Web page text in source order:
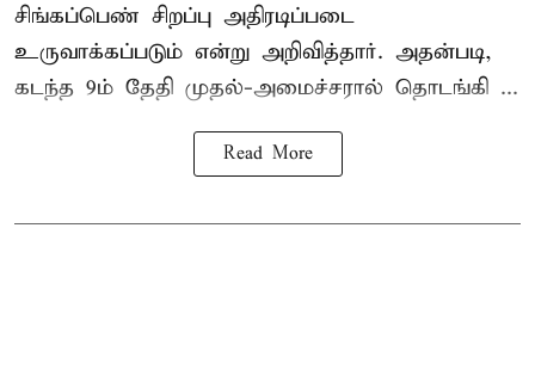
சிங்கப்பெண் சிறப்பு அதிரடிப்படை
உருவாக்கப்படும் என்று அறிவித்தார். அதன்படி,
கடந்த 9ம் தேதி முதல்-அமைச்சரால் தொடங்கி ...
Read More